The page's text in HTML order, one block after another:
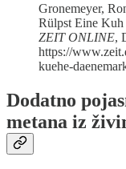
Gronemeyer,
Rülpst Eine Kuh
ZEIT ONLINE,
https://
kuehe-
Dodatno
metana iz